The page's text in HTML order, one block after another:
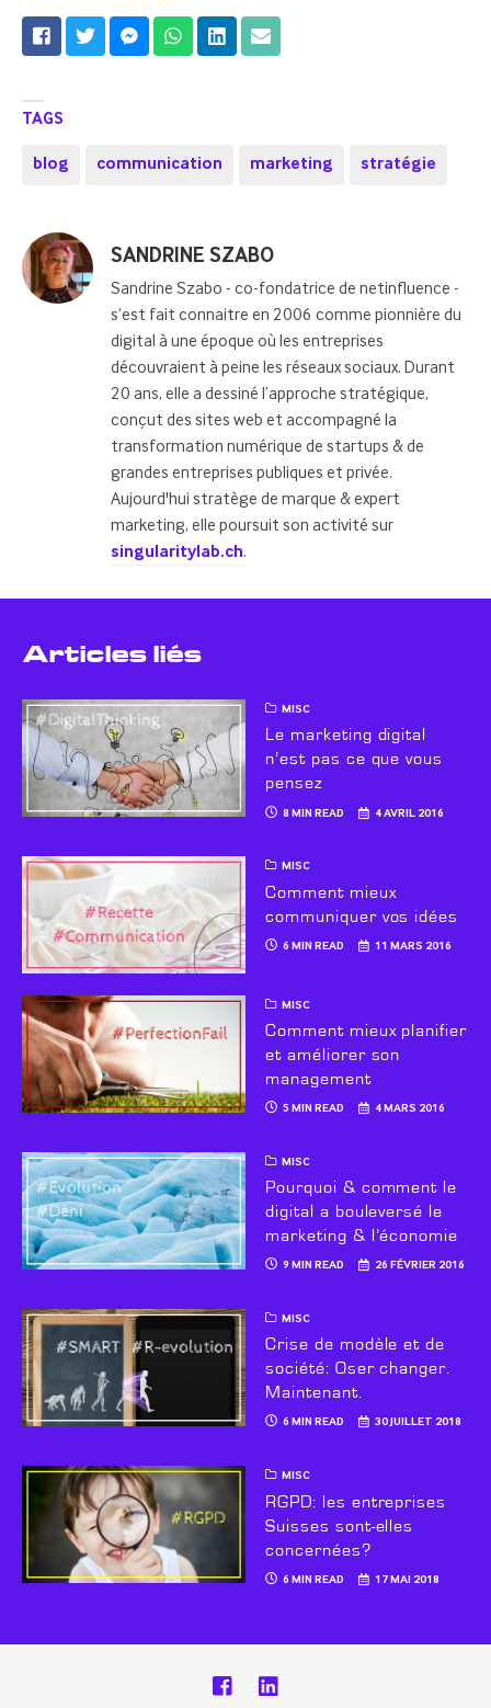
TAGS
blog communication marketing stratégie
Posted
by
SANDRINE SZABO
Sandrine Szabo - co-fondatrice de netinfluence -
s’est fait connaitre en 2006 comme pionnière du
digital à une époque où les entreprises
découvraient à peine les réseaux sociaux. Durant
20 ans, elle a dessiné l’approche stratégique,
conçut des sites web et accompagné la
transformation numérique de startups & de
grandes entreprises publiques et privée.
Aujourd'hui stratège de marque & expert
marketing, elle poursuit son activité sur
singularitylab.ch.
Articles liés
MISC
Le marketing digital
n’est pas ce que vous
pensez
8 MIN READ 4 AVRIL 2016
MISC
Comment mieux
communiquer vos idées
6 MIN READ 11 MARS 2016
MISC
Comment mieux planifier
et améliorer son
management
5 MIN READ 4 MARS 2016
MISC
Pourquoi & comment le
digital a bouleversé le
marketing & l’économie
9 MIN READ 26 FÉVRIER 2016
MISC
Crise de modèle et de
société: Oser changer.
Maintenant.
6 MIN READ 30 JUILLET 2018
MISC
RGPD: les entreprises
Suisses sont-elles
concernées?
6 MIN READ 17 MAI 2018